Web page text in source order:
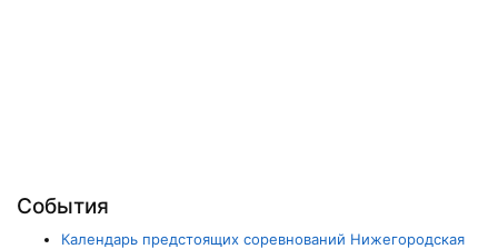
События
Календарь предстоящих соревнований Нижегородская